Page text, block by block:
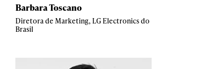
Barbara Toscano
Diretora de Marketing, LG Electronics do
Brasil